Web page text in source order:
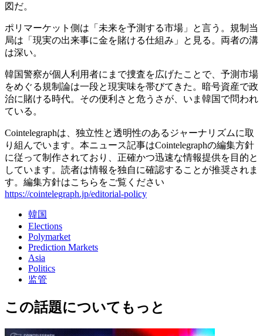
図だ。
ポリマーケット側は「未来を予測する市場」と言う。規制当
局は「現実の出来事に金を賭ける仕組み」と見る。両者の溝
は深い。
韓国警察が個人利用者にまで捜査を広げたことで、予測市場
をめぐる規制論は一段と現実味を帯びてきた。暗号資産で政
治に賭ける時代。その便利さと危うさが、いま韓国で問われ
ている。
Cointelegraphは、独立性と透明性のあるジャーナリズムに取
り組んでいます。本ニュース記事はCointelegraphの編集方針
に従って制作されており、正確かつ迅速な情報提供を目的と
しています。読者は情報を独自に確認することが推奨されま
す。編集方針はこちらをご覧ください
https://cointelegraph.jp/editorial-policy
韓国
Elections
Polymarket
Prediction Markets
Asia
Politics
监管
この話題についてもっと